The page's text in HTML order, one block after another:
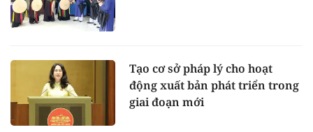
Tạo cơ sở pháp lý cho hoạt
động xuất bản phát triển trong
giai đoạn mới